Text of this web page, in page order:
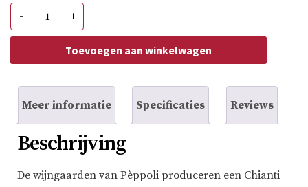
-
Chianti
Classico
+
Toevoegen aan winkelwagen
Meer informatie Specificaties Reviews
Beschrijving
De wijngaarden van Pèppoli produceren een Chianti